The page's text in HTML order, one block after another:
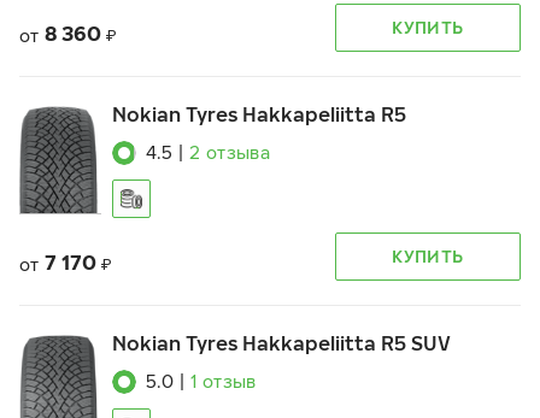
от 8 360 ₽ КУПИТЬ
Nokian Tyres Hakkapeliitta R5
4.5 2 отзыва
от 7 170 ₽ КУПИТЬ
Nokian Tyres Hakkapeliitta R5 SUV
5.0 1 отзыв